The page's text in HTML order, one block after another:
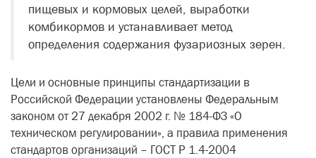
пищевых и кормовых целей, выработки
комбикормов и устанавливает метод
определения содержания фузариозных зерен.
Цели и основные принципы стандартизации в
Российской Федерации установлены Федеральным
законом от 27 декабря 2002 г. № 184-ФЗ «О
техническом регулировании», а правила применения
стандартов организаций – ГОСТ Р 1.4-2004